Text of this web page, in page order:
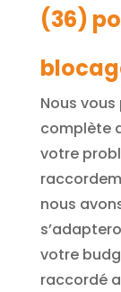
(36)
Nous
complète
votre
nous
votre
raccordé